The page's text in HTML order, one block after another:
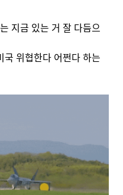
지금 있는 거 잘 다듬으
위협한다 어쩐다 하는